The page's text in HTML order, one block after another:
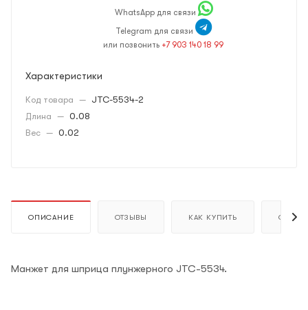
WhatsApp для связи
Telegram для связи
или позвонить +7 903 140 18 99
Характеристики
Код товара — JTC-5534-2
Длина — 0.08
Вес — 0.02
ОПИСАНИЕ ОТЗЫВЫ КАК КУПИТЬ ОПЛАТА
Манжет для шприца плунжерного JTC-5534.